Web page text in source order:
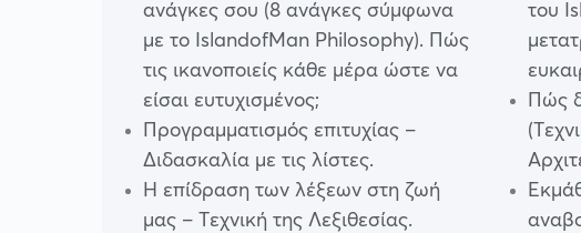
ανάγκες σου (8 ανάγκες σύμφωνα
με το IslandofMan Philosophy). Πώς
τις ικανοποιείς κάθε μέρα ώστε να
είσαι ευτυχισμένος;
Προγραμματισμός επιτυχίας –
Διδασκαλία με τις λίστες.
Η επίδραση των λέξεων στη ζωή
μας – Τεχνική της Λεξιθεσίας.
του
Πώς